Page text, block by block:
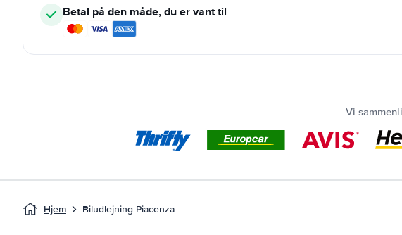
Betal på den måde, du er vant til
Vi
Hjem Biludlejning Piacenza